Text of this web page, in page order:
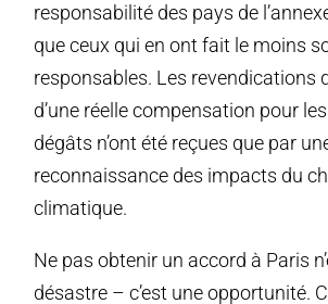
responsabilité des pays de
que ceux qui en ont fait le moins
responsables. Les revendications
d’une réelle compensation pour
dégâts n’ont été reçues que par
reconnaissance des impacts du
climatique.
Ne pas obtenir un accord à Paris
désastre – c’est une opportunité.